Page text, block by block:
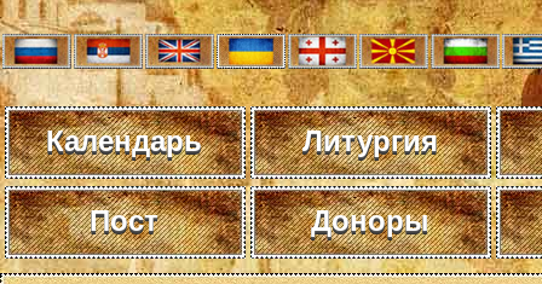
Календарь Литургия
Пост Доноры